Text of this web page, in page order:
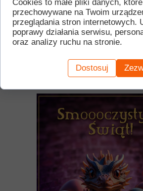
życzy zespół
Kultury w Górze
🐥🐥🐥🐥
Cookies to małe pliki danych,
przechowywane na Twoim
przeglądania stron internetowych.
poprawy działania serwisu,
oraz analizy ruchu na stronie.
Dostosuj